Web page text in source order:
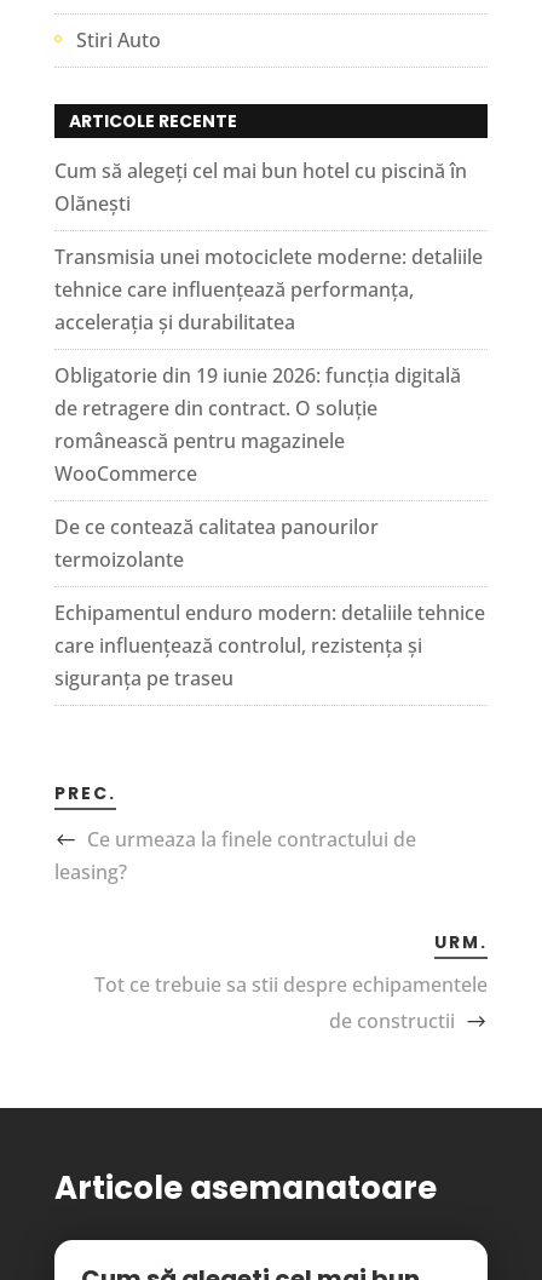
Stiri Auto
ARTICOLE RECENTE
Cum să alegeți cel mai bun hotel cu piscină în
Olănești
Transmisia unei motociclete moderne: detaliile
tehnice care influențează performanța,
accelerația și durabilitatea
Obligatorie din 19 iunie 2026: funcția digitală
de retragere din contract. O soluție
românească pentru magazinele
WooCommerce
De ce contează calitatea panourilor
termoizolante
Echipamentul enduro modern: detaliile tehnice
care influențează controlul, rezistența și
siguranța pe traseu
PREC.
Ce urmeaza la finele contractului de
leasing?
URM.
Tot ce trebuie sa stii despre echipamentele
de constructii
Articole asemanatoare